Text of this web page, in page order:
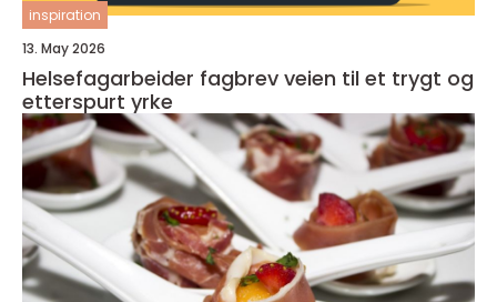
inspiration
13. May 2026
Helsefagarbeider fagbrev veien til et trygt og
etterspurt yrke